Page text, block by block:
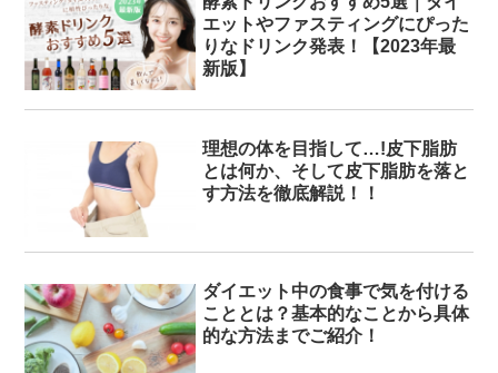
エットやファスティングにぴった
りなドリンク発表！【2023年最
新版】
理想の体を目指して…!皮下脂肪
とは何か、そして皮下脂肪を落と
す方法を徹底解説！！
ダイエット中の食事で気を付ける
こととは？基本的なことから具体
的な方法までご紹介！